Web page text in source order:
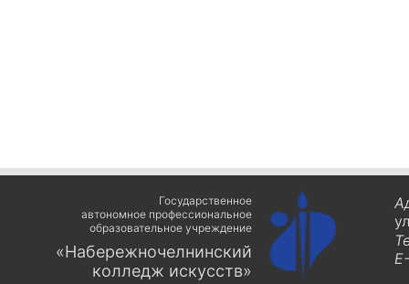
Государственное
автономное профессиональное
образовательное учреждение
«Набережночелнинский
колледж искусств»